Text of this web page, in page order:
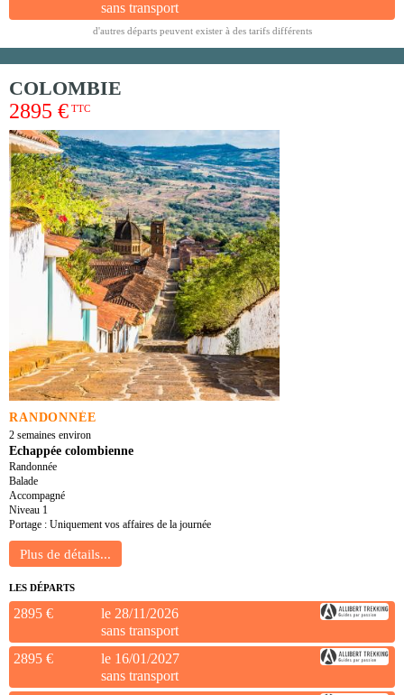
sans transport
d'autres départs peuvent exister à des tarifs différents
COLOMBIE
2895 € TTC
RANDONNÉE
2 semaines environ
Echappée colombienne
Randonnée
Balade
Accompagné
Niveau 1
Portage : Uniquement vos affaires de la journée
LES DÉPARTS
2895 €
le 28/11/2026
sans transport
2895 €
le 16/01/2027
sans transport